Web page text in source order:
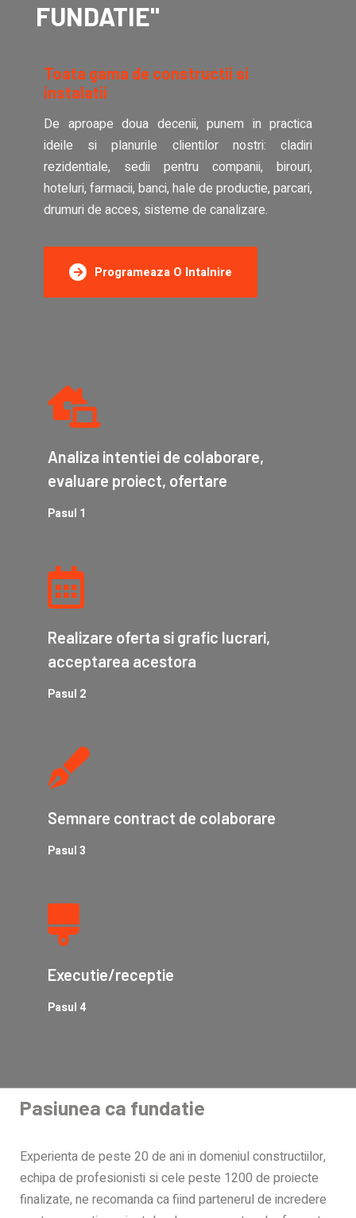
FUNDATIE"
Toata gama de constructii si
instalatii
De aproape doua decenii, punem in practica
ideile si planurile clientilor nostri: cladiri
rezidentiale, sedii pentru companii, birouri,
hoteluri, farmacii, banci, hale de productie, parcari,
drumuri de acces, sisteme de canalizare.
Programeaza O Intalnire
Analiza intentiei de colaborare,
evaluare proiect, ofertare
Pasul 1
Realizare oferta si grafic lucrari,
acceptarea acestora
Pasul 2
Semnare contract de colaborare
Pasul 3
Executie/receptie
Pasul 4
Pasiunea ca fundatie
Experienta de peste 20 de ani in domeniul constructiilor,
echipa de profesionisti si cele peste 1200 de proiecte
finalizate, ne recomanda ca fiind partenerul de incredere